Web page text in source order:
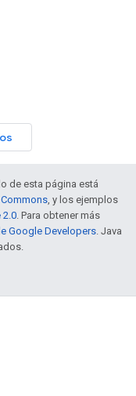
de esta página está
, y los ejemplos
2.0. Para obtener más
Google Developers. Java